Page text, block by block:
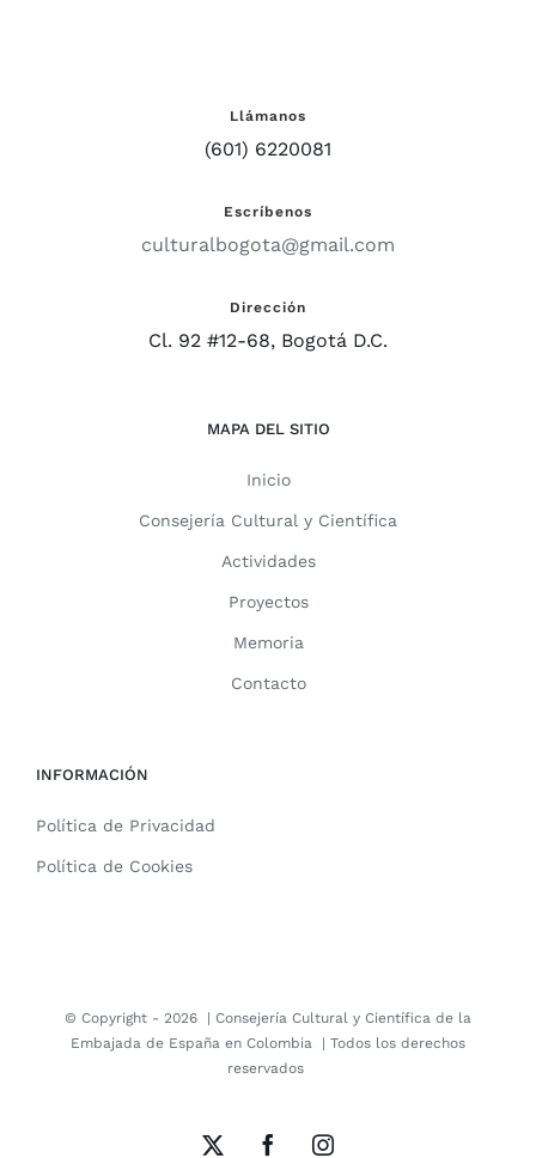
Llámanos
(601) 6220081
Escríbenos
culturalbogota@gmail.com
Dirección
Cl. 92 #12-68, Bogotá D.C.
MAPA DEL SITIO
Inicio
Consejería Cultural y Científica
Actividades
Proyectos
Memoria
Contacto
INFORMACIÓN
Política de Privacidad
Política de Cookies
© Copyright - 2026 | Consejería Cultural y Científica de la
Embajada de España en Colombia | Todos los derechos
reservados